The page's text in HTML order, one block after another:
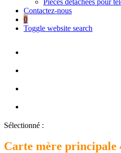
Pièces détachées pour
Contactez-nous
0
Toggle website search
Sélectionné :
Carte mère